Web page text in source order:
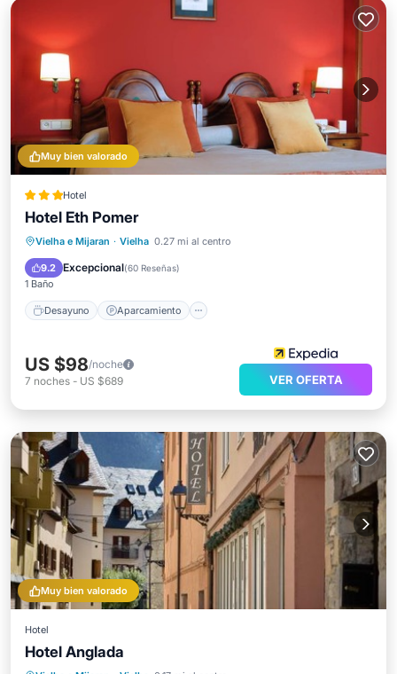
Muy bien valorado
Hotel
Hotel Eth Pomer
Vielha e Mijaran · Vielha 0.27 mi al centro
9.2 Excepcional(60 Reseñas)
1 Baño
Desayuno Aparcamiento
Desayuno Aparcamiento
Balcón/Terraza
US $98/noche
7 noches - US $689 VER OFERTA
Muy bien valorado
Hotel
Hotel Anglada